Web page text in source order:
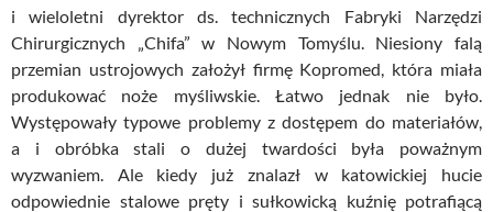
i wieloletni dyrektor ds. technicznych Fabryki Narzędzi
Chirurgicznych „Chifa” w Nowym Tomyślu. Niesiony falą
przemian ustrojowych założył firmę Kopromed, która miała
produkować noże myśliwskie. Łatwo jednak nie było.
Występowały typowe problemy z dostępem do materiałów,
a i obróbka stali o dużej twardości była poważnym
wyzwaniem. Ale kiedy już znalazł w katowickiej hucie
odpowiednie stalowe pręty i sułkowicką kuźnię potrafiącą